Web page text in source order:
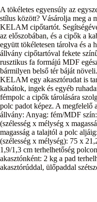
A tökéletes egyensúly az
stílus között? Vásárolja meg a
KELAM cipőtartót.
az előszobában, és a cipők a
együtt tökéletesen tárolva és a
állvány cipőtartóval fekete
rusztikus fa formájú MDF
bármilyen belső tér báját
KELAM egy akasztórudat is
kabátok, ingek és egyéb
fémpolc a cipők tárolására
polc padot képez. A megfelelő
állvány: Anyag: fém/MDF
(szélesség x mélység x
magasság a talajtól a polc
(szélesség x mélység): 75 x
1,9/1,3 cm terhelhetőség
akasztónként: 2 kg a pad
akasztórúddal, ülőpaddal